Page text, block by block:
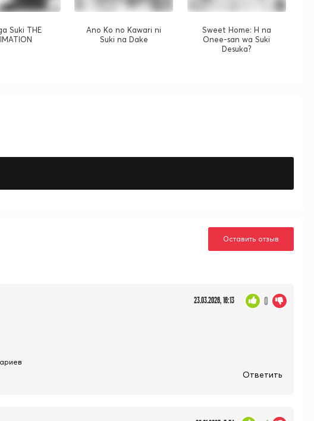
Suki THE
Ano Ko no Kawari ni
Suki na Dake
Sweet Home: H na
Onee-san wa Suki
Desuka?
Оставить отзыв
23.03.2026, 16:13 0
Ответить